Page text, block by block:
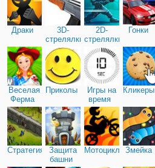
Драки
3D-
стрелялки
2D-
стрелялки
Гонки
Веселая
Ферма
Приколы
Игры на
время
Кликеры
Стратегия
Защита
башни
МотоциклыЗмейка